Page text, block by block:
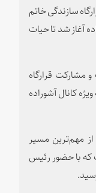
سازندگی خاتم
آغاز شد تا حیات
قرارگاه
کانال آشوراده
جزئی از مهم‌ترین مسیر
که با حضور رئیس